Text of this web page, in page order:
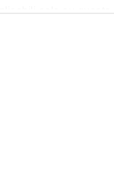
solo su questa
il proprio
sui
informazioni sulla
con
il tuo dispositivo,
si fa nel